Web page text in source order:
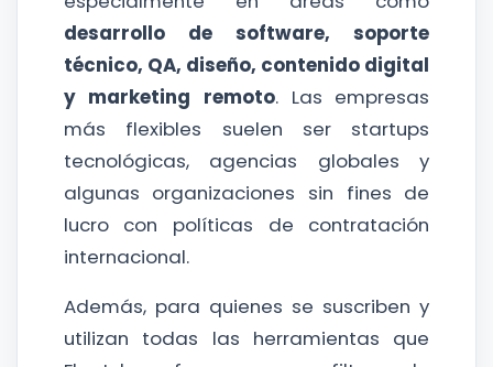
desarrollo de software, soporte
técnico, QA, diseño, contenido digital
y marketing remoto. Las empresas
más flexibles suelen ser startups
tecnológicas, agencias globales y
algunas organizaciones sin fines de
lucro con políticas de contratación
internacional.
Además, para quienes se suscriben y
utilizan todas las herramientas que